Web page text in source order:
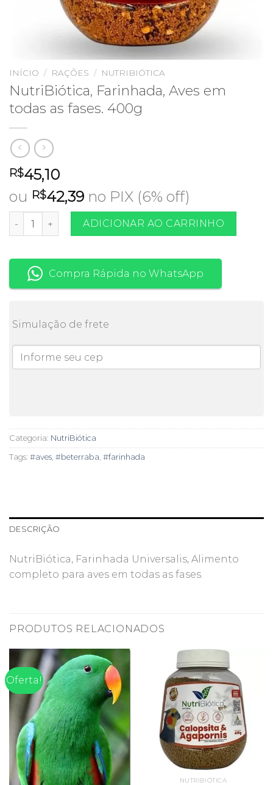
INÍCIO / RAÇÕES / NUTRIBIÓTICA
NutriBiótica, Farinhada, Aves em
todas as fases. 400g
R$45,10
ou R$42,39 no PIX (6% off)
NutriBiótica, Farinhada, Aves em todas as fases. 400g
ADICIONAR AO CARRINHO
Compra Rápida no WhatsApp
Simulação de frete
Categoria: NutriBiótica
Tags: #aves, #beterraba, #farinhada
DESCRIÇÃO
NutriBiótica, Farinhada Universalis, Alimento
completo para aves em todas as fases.
PRODUTOS RELACIONADOS
Oferta!
NUTRIBIÓTICA